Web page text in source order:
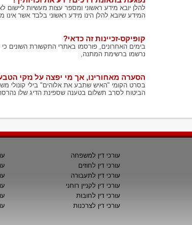
להלן יובא מידע ראשוני ומספר עצות מעשיות ליישום
המידע שיובא להלן הינו מידע ראשוני בלבד אשר אינו
קופיקס-זכיינות זה כדאי?
נרשמו ברשימת המתנה,
הסערה מאחורינו, אך מי יפצה על נזקי
בסרט הקומי "האיש שתבע את אלוהים" בילי קונולי
הביטוח לסרב תשלום בטענה שספינת הדיג שלו
עורכי דין למשפחה
עורכי דין לחוזים
עורכי דין לתעבורה
עורכי דין לקניין רוחני
עורכי דין לחובות
עורכי דין לצרכנות